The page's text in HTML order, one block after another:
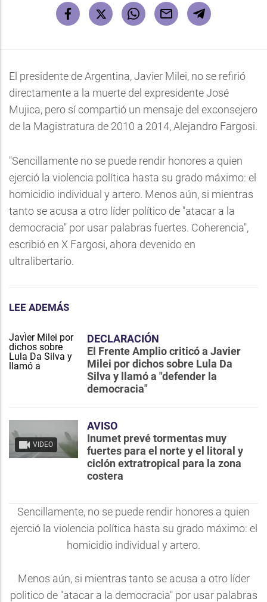
El presidente de Argentina, Javier Milei, no se refirió
directamente a la muerte del expresidente José
Mujica, pero sí compartió un mensaje del exconsejero
de la Magistratura de 2010 a 2014, Alejandro Fargosi.
"Sencillamente no se puede rendir honores a quien
ejerció la violencia política hasta su grado máximo: el
homicidio individual y artero. Menos aún, si mientras
tanto se acusa a otro líder político de "atacar a la
democracia" por usar palabras fuertes. Coherencia",
escribió en X Fargosi, ahora devenido en
ultralibertario.
LEE ADEMÁS
DECLARACIÓN
El Frente Amplio criticó a Javier
Milei por dichos sobre Lula Da
Silva y llamó a "defender la
democracia"
VIDEO
AVISO
Inumet prevé tormentas muy
fuertes para el norte y el litoral y
ciclón extratropical para la zona
costera
Sencillamente, no se puede rendir honores a quien
ejerció la violencia política hasta su grado máximo: el
homicidio individual y artero.
Menos aún, si mientras tanto se acusa a otro líder
politico de "atacar a la democracia" por usar palabras